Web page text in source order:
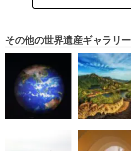
その他の世界遺産ギャラリー